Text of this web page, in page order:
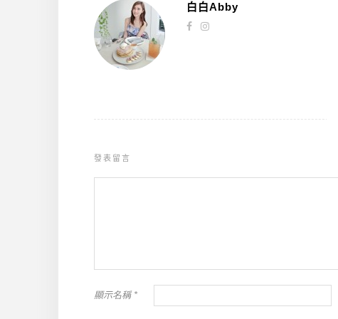
白白Abby
發表留言
顯示名稱 *